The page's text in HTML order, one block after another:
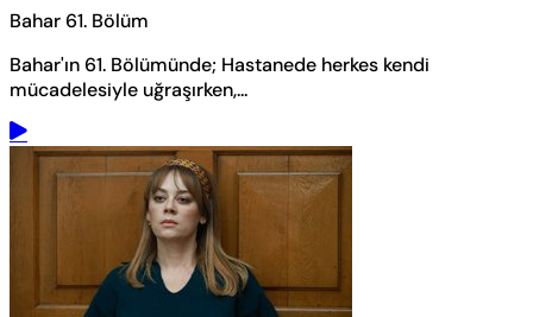
Bahar 61. Bölüm
Bahar'ın 61. Bölümünde; Hastanede herkes kendi
mücadelesiyle uğraşırken,...